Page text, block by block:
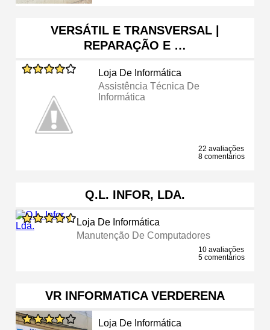
VERSÁTIL E TRANSVERSAL |
REPARAÇÃO E …
Loja De Informática
Assistência Técnica De
Informática
22 avaliações
8 comentários
Q.L. INFOR, LDA.
Loja De Informática
Manutenção De Computadores
10 avaliações
5 comentários
VR INFORMATICA VERDERENA
Loja De Informática